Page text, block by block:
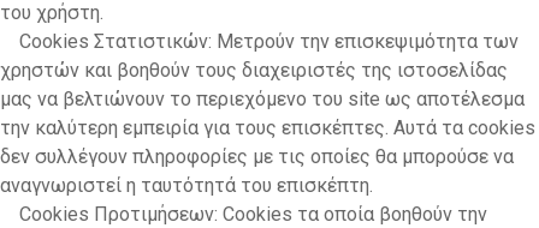
του χρήστη.
Cookies Στατιστικών: Μετρούν την επισκεψιμότητα των
χρηστών και βοηθούν τους διαχειριστές της ιστοσελίδας
μας να βελτιώνουν το περιεχόμενο του site ως αποτέλεσμα
την καλύτερη εμπειρία για τους επισκέπτες. Αυτά τα cookies
δεν συλλέγουν πληροφορίες με τις οποίες θα μπορούσε να
αναγνωριστεί η ταυτότητά του επισκέπτη.
Cookies Προτιμήσεων: Cookies τα οποία βοηθούν την